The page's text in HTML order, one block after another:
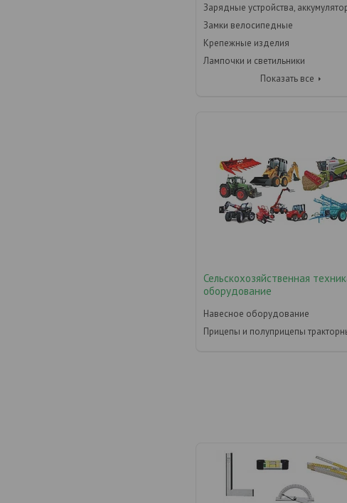
Зарядные устройства,
Замки велосипедные
Крепежные изделия
Лампочки и светильники
Показать все
Сельскохозяйственная
оборудование
Навесное оборудование
Прицепы и полуприцепы